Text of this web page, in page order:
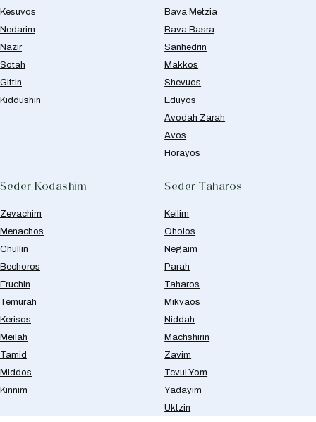
Kesuvos
Nedarim
Nazir
Sotah
Gittin
Kiddushin
Bava Metzia
Bava Basra
Sanhedrin
Makkos
Shevuos
Eduyos
Avodah Zarah
Avos
Horayos
Seder Kodashim
Zevachim
Menachos
Chullin
Bechoros
Eruchin
Temurah
Kerisos
Meilah
Tamid
Middos
Kinnim
Seder Taharos
Keilim
Oholos
Negaim
Parah
Taharos
Mikvaos
Niddah
Machshirin
Zavim
Tevul Yom
Yadayim
Uktzin